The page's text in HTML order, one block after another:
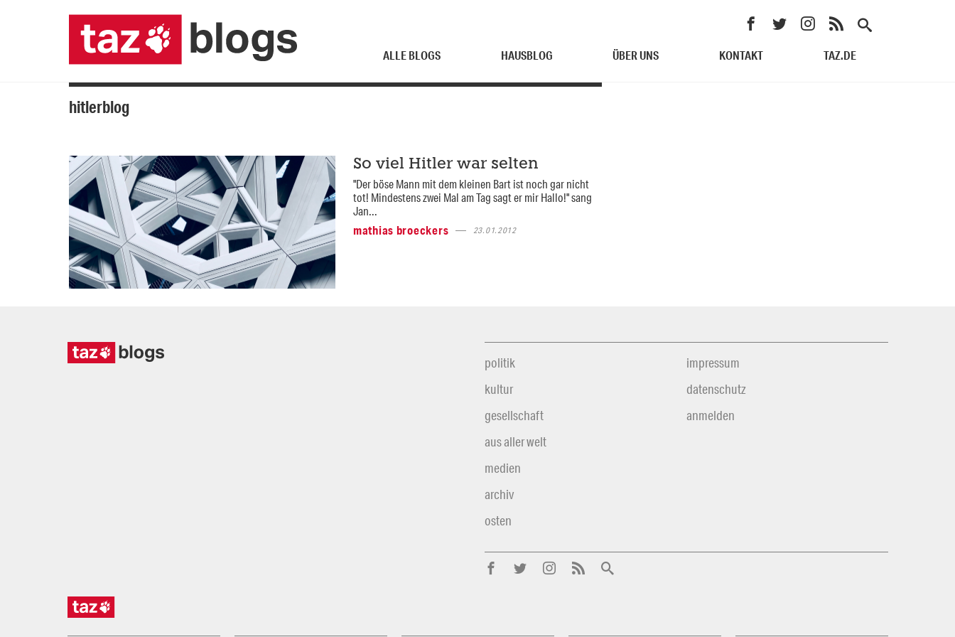
ALLE BLOGS HAUSBLOG ÜBER UNS KONTAKT TAZ.DE
hitlerblog
So viel Hitler war selten
"Der böse Mann mit dem kleinen Bart ist noch gar nicht
tot! Mindestens zwei Mal am Tag sagt er mir Hallo!" sang
Jan...
mathias broeckers
23.01.2012
politik
kultur
gesellschaft
aus aller welt
medien
archiv
osten
impressum
datenschutz
anmelden